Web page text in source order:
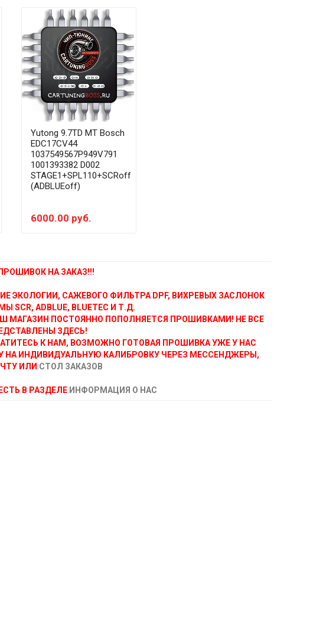
Yutong 9.7TD MT Bosch
EDC17CV44
1037549567P949V791
1001393382 D002
STAGE1+SPL110+SCRoff
(ADBLUEoff)
6000.00 руб.
НА ЗАКАЗ!!!
ЭКОЛОГИИ, САЖЕВОГО ФИЛЬТРА DPF, ВИХРЕВЫХ ЗАСЛОНОК
SCR, ADBLUE, BLUETEC И Т.Д.
МАГАЗИН ПОСТОЯННО ПОПОЛНЯЕТСЯ ПРОШИВКАМИ! НЕ ВСЕ
ЗДЕСЬ!
К НАМ, ВОЗМОЖНО ГОТОВАЯ ПРОШИВКА УЖЕ У НАС
ИНДИВИДУАЛЬНУЮ КАЛИБРОВКУ ЧЕРЕЗ МЕССЕНДЖЕРЫ,
ИЛИ СТОЛ ЗАКАЗОВ
В РАЗДЕЛЕ ИНФОРМАЦИЯ О НАС